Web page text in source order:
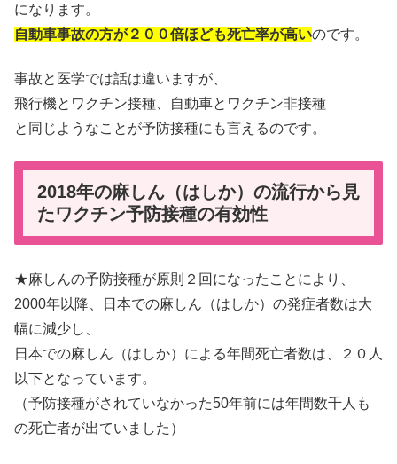
になります。
自動車事故の方が２００倍ほども死亡率が高いのです。
事故と医学では話は違いますが、
飛行機とワクチン接種、自動車とワクチン非接種
と同じようなことが予防接種にも言えるのです。
2018年の麻しん（はしか）の流行から見
たワクチン予防接種の有効性
★麻しんの予防接種が原則２回になったことにより、
2000年以降、日本での麻しん（はしか）の発症者数は大
幅に減少し、
日本での麻しん（はしか）による年間死亡者数は、２０人
以下となっています。
（予防接種がされていなかった50年前には年間数千人も
の死亡者が出ていました）